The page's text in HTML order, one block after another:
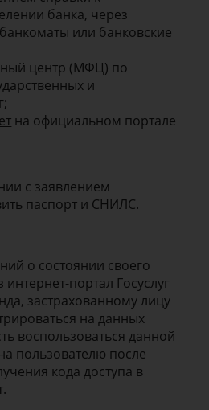
банка, через
или банковские
центр (МФЦ) по
и
на официальном портале
с заявлением
паспорт и СНИЛС.
о состоянии своего
портал Госуслуг
застрахованному лицу
на данных
воспользоваться данной
пользователю после
кода доступа в